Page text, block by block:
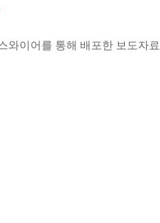
와이어를 통해 배포한 보도자